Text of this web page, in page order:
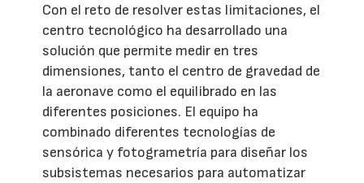
Con el reto de resolver estas limitaciones, el
centro tecnológico ha desarrollado una
solución que permite medir en tres
dimensiones, tanto el centro de gravedad de
la aeronave como el equilibrado en las
diferentes posiciones. El equipo ha
combinado diferentes tecnologías de
sensórica y fotogrametría para diseñar los
subsistemas necesarios para automatizar